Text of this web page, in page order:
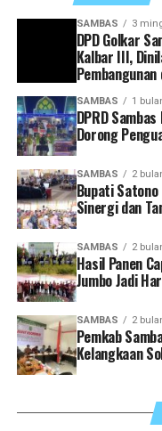
serta menumbuhkan
Qur’an. (Red)
Menurutnya,
daerah menjadi
publik yang optimal
program-program
“Rakor ini menjadi
memperkuat sinergi
sekaligus melakukan
masing-masing
Ia juga mengingatkan
daerah memiliki
mendukung
program yang
menjawab kebutuhan
target pembangunan
Selain itu, Bupati
capaian kinerja
sebagai bagian dari
SAMBAS 3
DPD Golkar
Kalbar III,
SAMBAS 1
DPRD
Dorong
SAMBAS 2
Bupati
Sinergi dan
SAMBAS 2
Hasil Panen
Jumbo Jadi
SAMBAS 2
Pemkab
Kelangkaan